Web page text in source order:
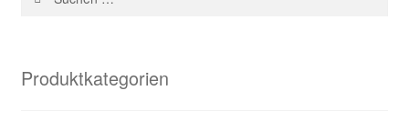
Produktkategorien